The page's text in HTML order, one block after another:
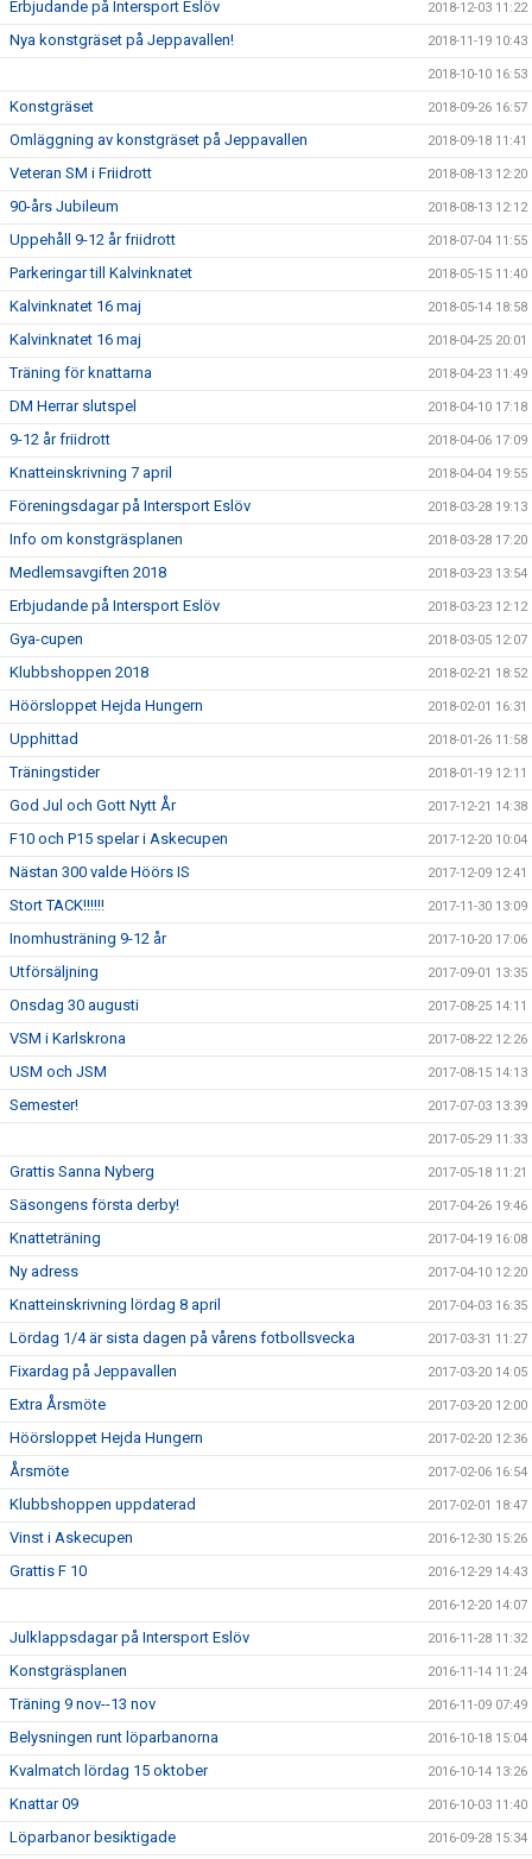
Erbjudande på Intersport Eslöv 2018-12-03 11:22
Nya konstgräset på Jeppavallen! 2018-11-19 10:43
2018-10-10 16:53
Konstgräset 2018-09-26 16:57
Omläggning av konstgräset på Jeppavallen 2018-09-18 11:41
Veteran SM i Friidrott 2018-08-13 12:20
90-års Jubileum 2018-08-13 12:12
Uppehåll 9-12 år friidrott 2018-07-04 11:55
Parkeringar till Kalvinknatet 2018-05-15 11:40
Kalvinknatet 16 maj 2018-05-14 18:58
Kalvinknatet 16 maj 2018-04-25 20:01
Träning för knattarna 2018-04-23 11:49
DM Herrar slutspel 2018-04-10 17:18
9-12 år friidrott 2018-04-06 17:09
Knatteinskrivning 7 april 2018-04-04 19:55
Föreningsdagar på Intersport Eslöv 2018-03-28 19:13
Info om konstgräsplanen 2018-03-28 17:20
Medlemsavgiften 2018 2018-03-23 13:54
Erbjudande på Intersport Eslöv 2018-03-23 12:12
Gya-cupen 2018-03-05 12:07
Klubbshoppen 2018 2018-02-21 18:52
Höörsloppet Hejda Hungern 2018-02-01 16:31
Upphittad 2018-01-26 11:58
Träningstider 2018-01-19 12:11
God Jul och Gott Nytt År 2017-12-21 14:38
F10 och P15 spelar i Askecupen 2017-12-20 10:04
Nästan 300 valde Höörs IS 2017-12-09 12:41
Stort TACK!!!!!! 2017-11-30 13:09
Inomhusträning 9-12 år 2017-10-20 17:06
Utförsäljning 2017-09-01 13:35
Onsdag 30 augusti 2017-08-25 14:11
VSM i Karlskrona 2017-08-22 12:26
USM och JSM 2017-08-15 14:13
Semester! 2017-07-03 13:39
2017-05-29 11:33
Grattis Sanna Nyberg 2017-05-18 11:21
Säsongens första derby! 2017-04-26 19:46
Knatteträning 2017-04-19 16:08
Ny adress 2017-04-10 12:20
Knatteinskrivning lördag 8 april 2017-04-03 16:35
Lördag 1/4 är sista dagen på vårens fotbollsvecka 2017-03-31 11:27
Fixardag på Jeppavallen 2017-03-20 14:05
Extra Årsmöte 2017-03-20 12:00
Höörsloppet Hejda Hungern 2017-02-20 12:36
Årsmöte 2017-02-06 16:54
Klubbshoppen uppdaterad 2017-02-01 18:47
Vinst i Askecupen 2016-12-30 15:26
Grattis F 10 2016-12-29 14:43
2016-12-20 14:07
Julklappsdagar på Intersport Eslöv 2016-11-28 11:32
Konstgräsplanen 2016-11-14 11:24
Träning 9 nov--13 nov 2016-11-09 07:49
Belysningen runt löparbanorna 2016-10-18 15:04
Kvalmatch lördag 15 oktober 2016-10-14 13:26
Knattar 09 2016-10-03 11:40
Löparbanor besiktigade 2016-09-28 15:34